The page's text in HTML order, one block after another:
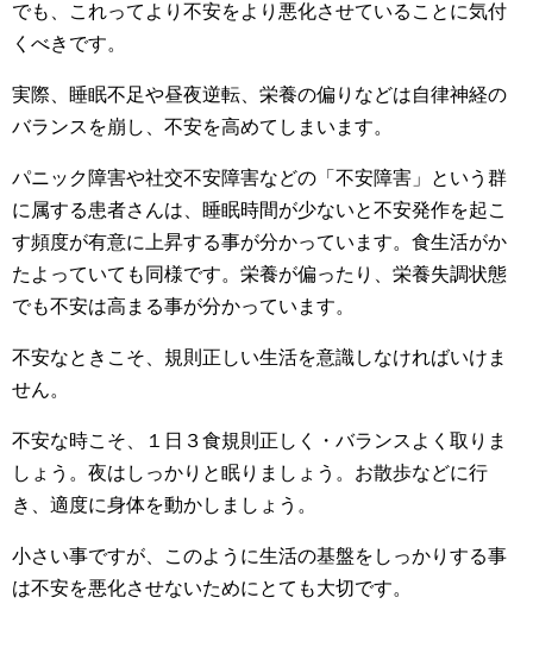
でも、これってより不安をより悪化させていることに気付
くべきです。
実際、睡眠不足や昼夜逆転、栄養の偏りなどは自律神経の
バランスを崩し、不安を高めてしまいます。
パニック障害や社交不安障害などの「不安障害」という群
に属する患者さんは、睡眠時間が少ないと不安発作を起こ
す頻度が有意に上昇する事が分かっています。食生活がか
たよっていても同様です。栄養が偏ったり、栄養失調状態
でも不安は高まる事が分かっています。
不安なときこそ、規則正しい生活を意識しなければいけま
せん。
不安な時こそ、１日３食規則正しく・バランスよく取りま
しょう。夜はしっかりと眠りましょう。お散歩などに行
き、適度に身体を動かしましょう。
小さい事ですが、このように生活の基盤をしっかりする事
は不安を悪化させないために とても大切です。